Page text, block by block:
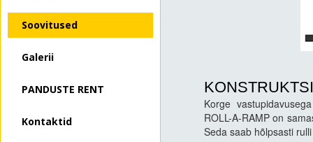
Soovitused
Galerii
PANDUSTE RENT
Kontaktid
Korge
ROLL-A-RAMP on
Seda saab hõlpsasti